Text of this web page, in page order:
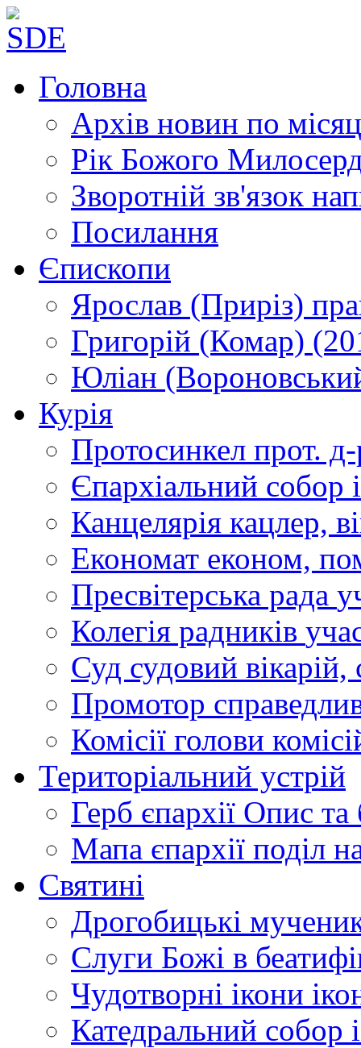
Головна
Архів новин по
Рік Божого
Зворотній зв'язок
Посилання
Єпископи
Ярослав (Приріз)
Григорій (Комар)
Юліан
Курія
Протосинкел прот.
Єпархіальний собор
Канцелярія кацлер,
Економат економ,
Пресвітерська рада
Колегія радників
Суд судовий вікарій,
Промотор
Комісії голови
Територіальний устрій
Герб єпархії Опис та
Мапа єпархії поділ
Святині
Дрогобицькі
Слуги Божі в
Чудотворні ікони
Катедральний собор